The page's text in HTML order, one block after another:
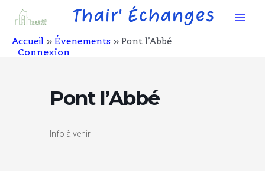
contenu
Accueil Évenements Pont l’Abbé
Connexion
Pont l’Abbé
Info à venir